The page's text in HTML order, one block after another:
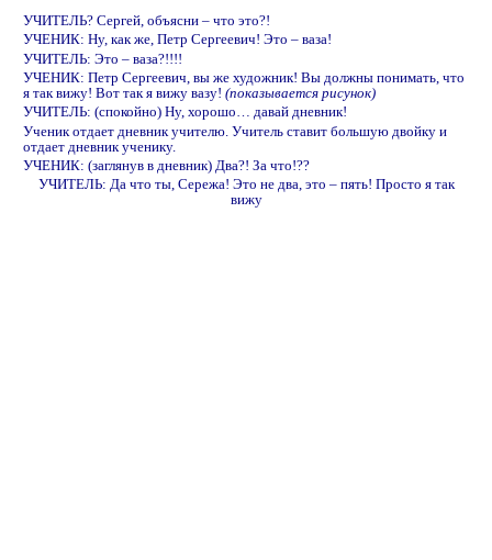
УЧИТЕЛЬ? Сергей, объясни – что это?!
УЧЕНИК: Ну, как же, Петр Сергеевич! Это – ваза!
УЧИТЕЛЬ: Это – ваза?!!!!
УЧЕНИК: Петр Сергеевич, вы же художник! Вы должны понимать, что
я так вижу! Вот так я вижу вазу! (показывается рисунок)
УЧИТЕЛЬ: (спокойно) Ну, хорошо… давай дневник!
Ученик отдает дневник учителю. Учитель ставит большую двойку и
отдает дневник ученику.
УЧЕНИК: (заглянув в дневник) Два?! За что!??
УЧИТЕЛЬ: Да что ты, Сережа! Это не два, это – пять! Просто я так
вижу